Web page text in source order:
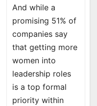
And while a
promising 51% of
companies say
that getting more
women into
leadership roles
is a top formal
priority within